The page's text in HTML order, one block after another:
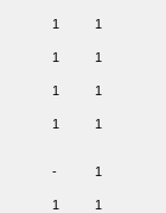
1 1
1 1
1 1
1 1
- 1
1 1